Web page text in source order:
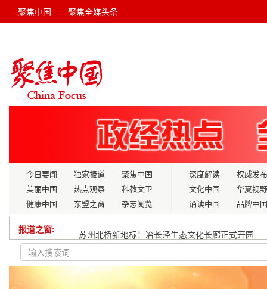
聚焦中国——聚焦全媒头条
今日要闻 独家报道
聚焦中国
美丽中国
热点观察
科教文卫
健康中国
东盟之窗 杂志阅览
深度解读
权威发布
文化中国
华夏视野
诵读中国
品牌中国
报道之窗:
苏州北桥新地标！冶长泾生态文化长廊正式开园
滨州市无棣县小泊头镇传达学习贯彻县“两会”精神